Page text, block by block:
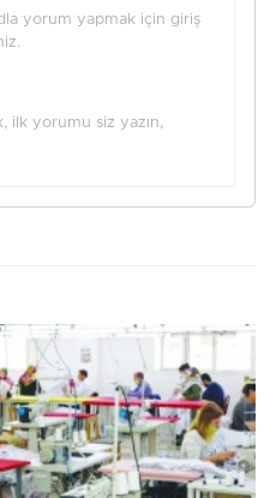
yorum yapmak için giriş
ilk yorumu siz yazın,